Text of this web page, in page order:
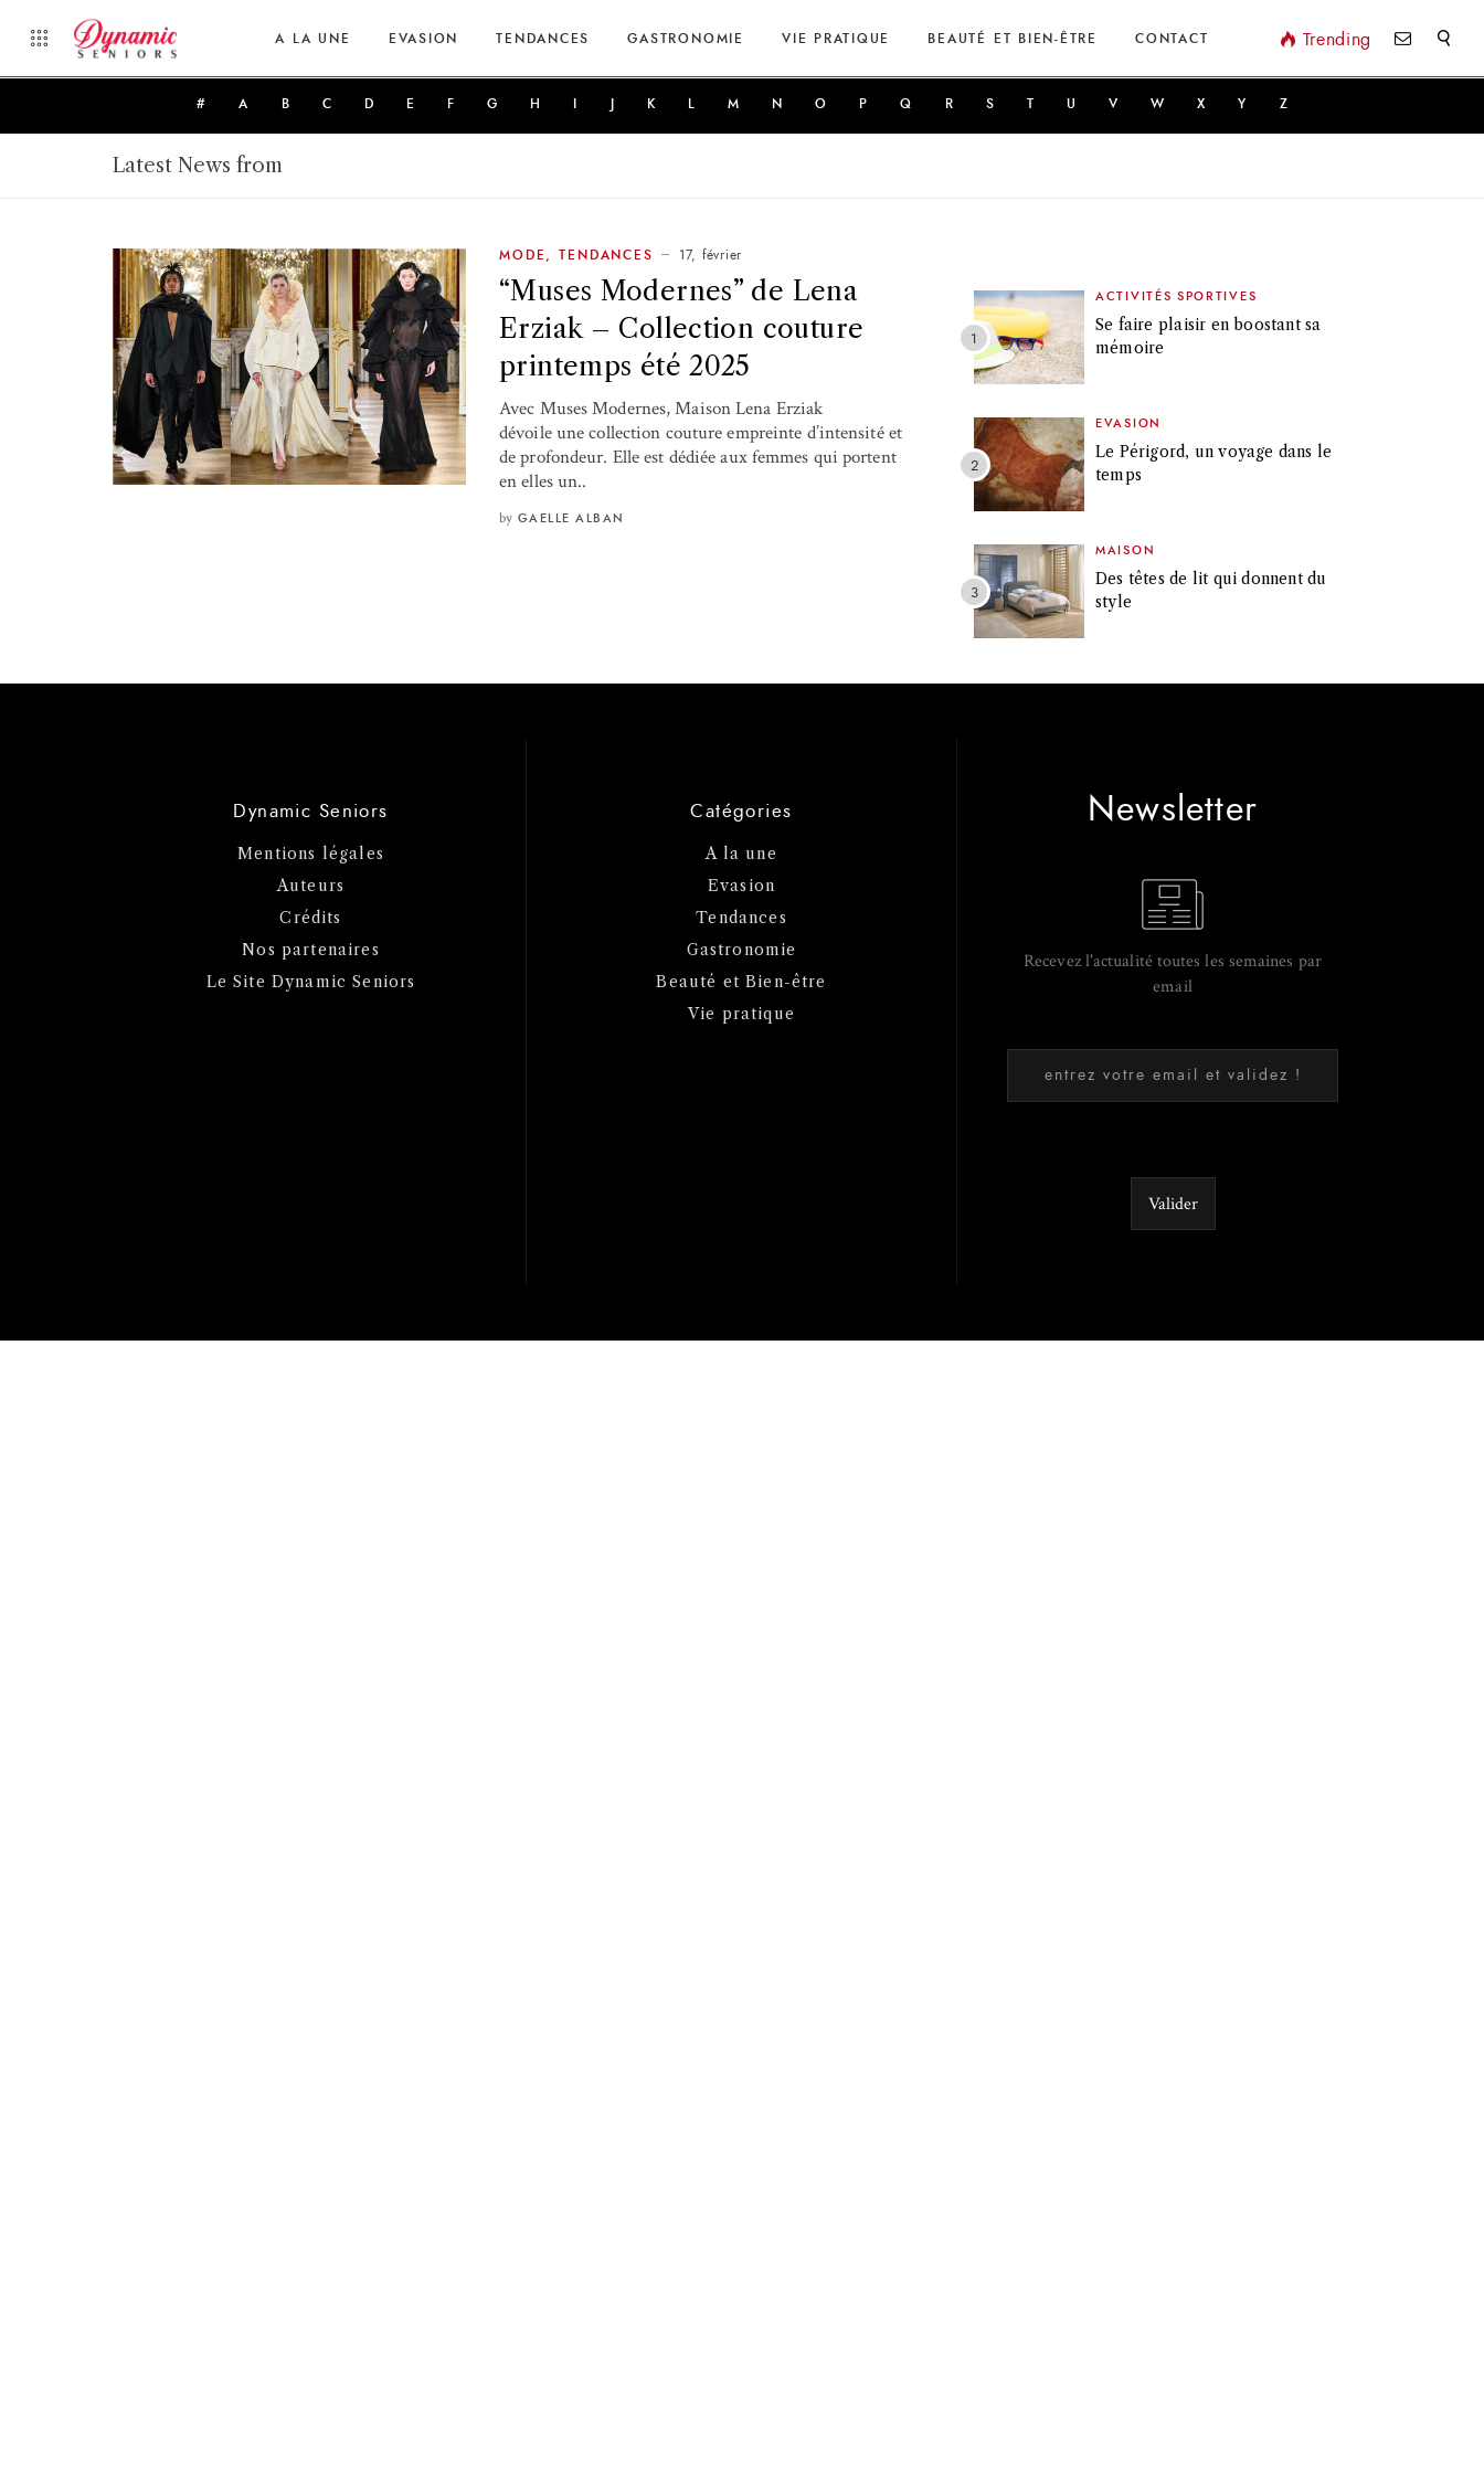
A LA UNE EVASION TENDANCES GASTRONOMIE VIE PRATIQUE BEAUTÉ ET BIEN-ÊTRE CONTACT Trending
# A B C D E F G H K M N O P Q R S T U V W X Y Z
Latest News from
MODE ,TENDANCES 17, février
“Muses Modernes” de Lena
Erziak – Collection couture
printemps été 2025
Avec Muses Modernes, Maison Lena Erziak
dévoile une collection couture empreinte d’intensité et
de profondeur. Elle est dédiée aux femmes qui portent
en elles un..
by GAELLE ALBAN
ACTIVITÉS SPORTIVES
Se faire plaisir en boostant sa
mémoire
EVASION
Le Périgord, un voyage dans le
temps
MAISON
Des têtes de lit qui donnent du
style
Dynamic Seniors
Mentions légales
Auteurs
Crédits
Nos partenaires
Le Site Dynamic Seniors
Catégories
A la une
Evasion
Tendances
Gastronomie
Beauté et Bien-être
Vie pratique
Newsletter
Recevez l'actualité toutes les semaines par
email